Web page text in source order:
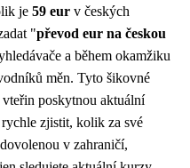
je 59 eur v českých
"převod eur na českou
a během okamžiku
měn. Tyto šikovné
vteřin poskytnou aktuální
zjistit, kolik za své
v zahraničí,